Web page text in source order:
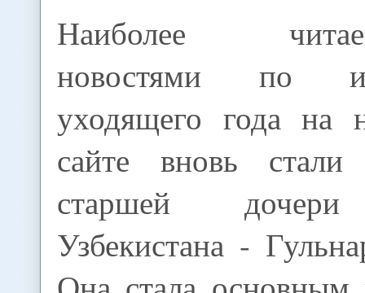
Наиболее
новостями по
уходящего года на
сайте вновь
старшей дочери
Узбекистана -